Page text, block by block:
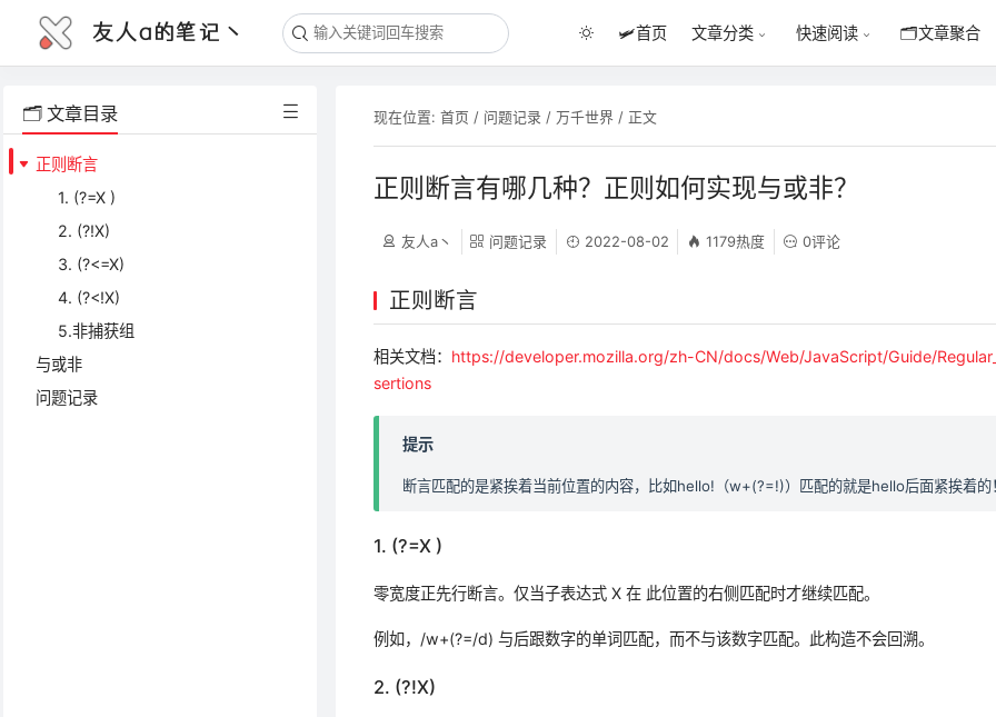
友人a的笔记丶 🛩️首页 文章分类 快速阅读 🗂️文章聚合
🗂️ 文章目录
正则断言
1. (?=X )
2. (?!X)
3. (?<=X)
4. (?<!X)
5.非捕获组
与或非
问题记录
现在位置:首页 / 问题记录 /万千世界 / 正文
正则断言有哪几种？正则如何实现与或非？
友人a丶 问题记录 2022-08-02 1179热度 0评论
正则断言
相关文档： https://developer.mozilla.org/zh-CN/docs/Web/JavaScript/Guide/
sertions
提示
断言匹配的是紧挨着当前位置的内容，比如hello!（w+(?=!)）匹配的就是hello后面紧挨着的
1. (?=X )
零宽度正先行断言。仅当子表达式 X 在 此位置的右侧匹配时才继续匹配。
例如，/w+(?=/d) 与后跟数字的单词匹配，而不与该数字匹配。此构造不会回溯。
2. (?!X)